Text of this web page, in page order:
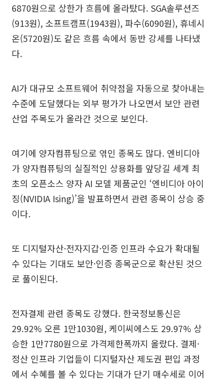
6870원으로 상한가 흐름에 올라탔다. SGA솔루션즈
(913원), 소프트캠프(1943원), 파수(6090원), 휴네시
온(5720원)도 같은 흐름 속에서 동반 강세를 나타냈
다.
AI가 대규모 소프트웨어 취약점을 자동으로 찾아내는
수준에 도달했다는 외부 평가가 나오면서 보안 관련
산업 주목도가 올라간 것으로 보인다.
여기에 양자컴퓨팅으로 엮인 종목도 많다. 엔비디아
가 양자컴퓨팅의 실질적인 상용화를 앞당길 세계 최
초의 오픈소스 양자 AI 모델 제품군인 ‘엔비디아 아이
징(NVIDIA Ising)’을 발표하면서 관련 종목이 상승 중
이다.
또 디지털자산·전자지갑·인증 인프라 수요가 확대될
수 있다는 기대도 보안·인증 종목군으로 확산된 것으
로 풀이된다.
전자결제 관련 종목도 강했다. 한국정보통신은
29.92% 오른 1만1030원, 케이씨에스도 29.97% 상
승한 1만7780원으로 가격제한폭까지 올랐다. 결제·
정산 인프라 기업들이 디지털자산 제도권 편입 과정
에서 수혜를 볼 수 있다는 기대가 단기 매수세로 이어